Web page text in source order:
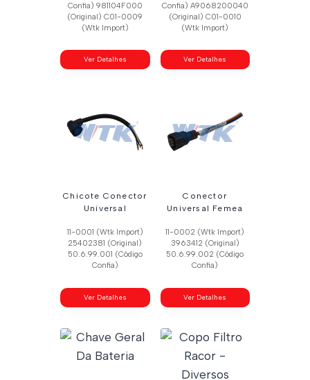
Confia) 981104F000
(Original) C01-0009
(Wtk Import)
Ver Detalhes
Confia) A9068200040
(Original) C01-0010
(Wtk Import)
Ver Detalhes
Chicote Conector
Universal
11-0001 (Wtk Import)
25402381 (Original)
50.6.99.001 (Código
Confia)
Ver Detalhes
Conector
Universal Femea
11-0002 (Wtk Import)
3963412 (Original)
50.6.99.002 (Código
Confia)
Ver Detalhes